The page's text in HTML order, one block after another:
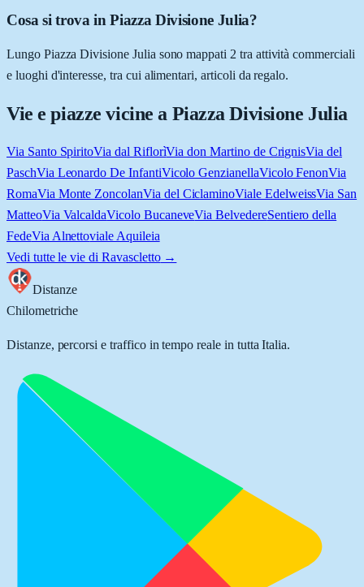
Cosa si trova in Piazza Divisione Julia?
Lungo Piazza Divisione Julia sono mappati 2 tra attività commerciali
e luoghi d'interesse, tra cui alimentari, articoli da regalo.
Vie e piazze vicine a Piazza Divisione Julia
Via Santo SpiritoVia dal RiflorìVia don Martino de CrignisVia del
PaschVia Leonardo De InfantiVicolo GenzianellaVicolo FenonVia
RomaVia Monte ZoncolanVia del CiclaminoViale EdelweissVia San
MatteoVia ValcaldaVicolo BucaneveVia BelvedereSentiero della
FedeVia Alnettoviale Aquileia
Vedi tutte le vie di Ravascletto→
Distanze
Chilometriche
Distanze, percorsi e traffico in tempo reale in tutta Italia.